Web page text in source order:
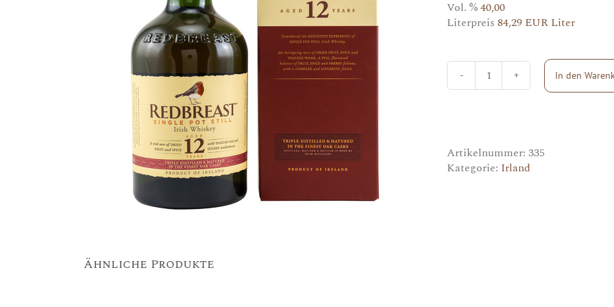
Vol. %40,00
Literpreis 84,29 EUR Liter
Redbreast
Menge
In den
Artikelnummer: 335
Kategorie: Irland
Ähnliche Produkte